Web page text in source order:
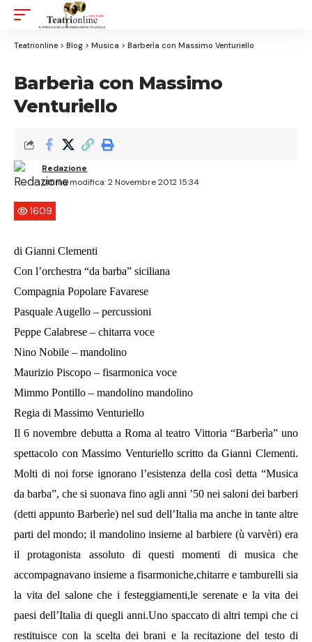
Teatrionline > Blog > Musica > Barberìa con Massimo Venturiello
Barberìa con Massimo
Venturiello
Ultima modifica: 2 Novembre 2012 15:34
Redazione
1609
di Gianni Clementi
Con l’orchestra “da barba” siciliana
Compagnia Popolare Favarese
Pasquale Augello – percussioni
Peppe Calabrese – chitarra voce
Nino Nobile – mandolino
Maurizio Piscopo – fisarmonica voce
Mimmo Pontillo – mandolino mandolino
Regia di Massimo Venturiello
Il 6 novembre debutta a Roma al teatro Vittoria “Barberìa” uno
spettacolo con Massimo Venturiello scritto da Gianni Clementi.
Molti di noi forse ignorano l’esistenza della così detta “Musica
da barba”, che si suonava fino agli anni ’50 nei saloni dei barberi
(detti appunto Barberìe) nel sud dell’Italia ma anche in tante altre
parti del mondo; il mandolino insieme al barbiere (ù varvèri) era
il protagonista assoluto di questi momenti di musica che
accompagnavano insieme a fisarmoniche,chitarre e tamburelli sia
la vita del salone che i festeggiamenti,le serenate e la vita dei
paesi dell’Italia di quegli anni.Uno spaccato di altri tempi che ci
restituisce con la scelta dei brani e la recitazione del testo di